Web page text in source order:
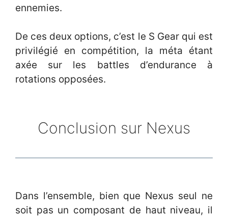
ennemies.
De ces deux options, c’est le S Gear qui est
privilégié en compétition, la méta étant
axée sur les battles d’endurance à
rotations opposées.
Conclusion sur Nexus
Dans l’ensemble, bien que Nexus seul ne
soit pas un composant de haut niveau, il